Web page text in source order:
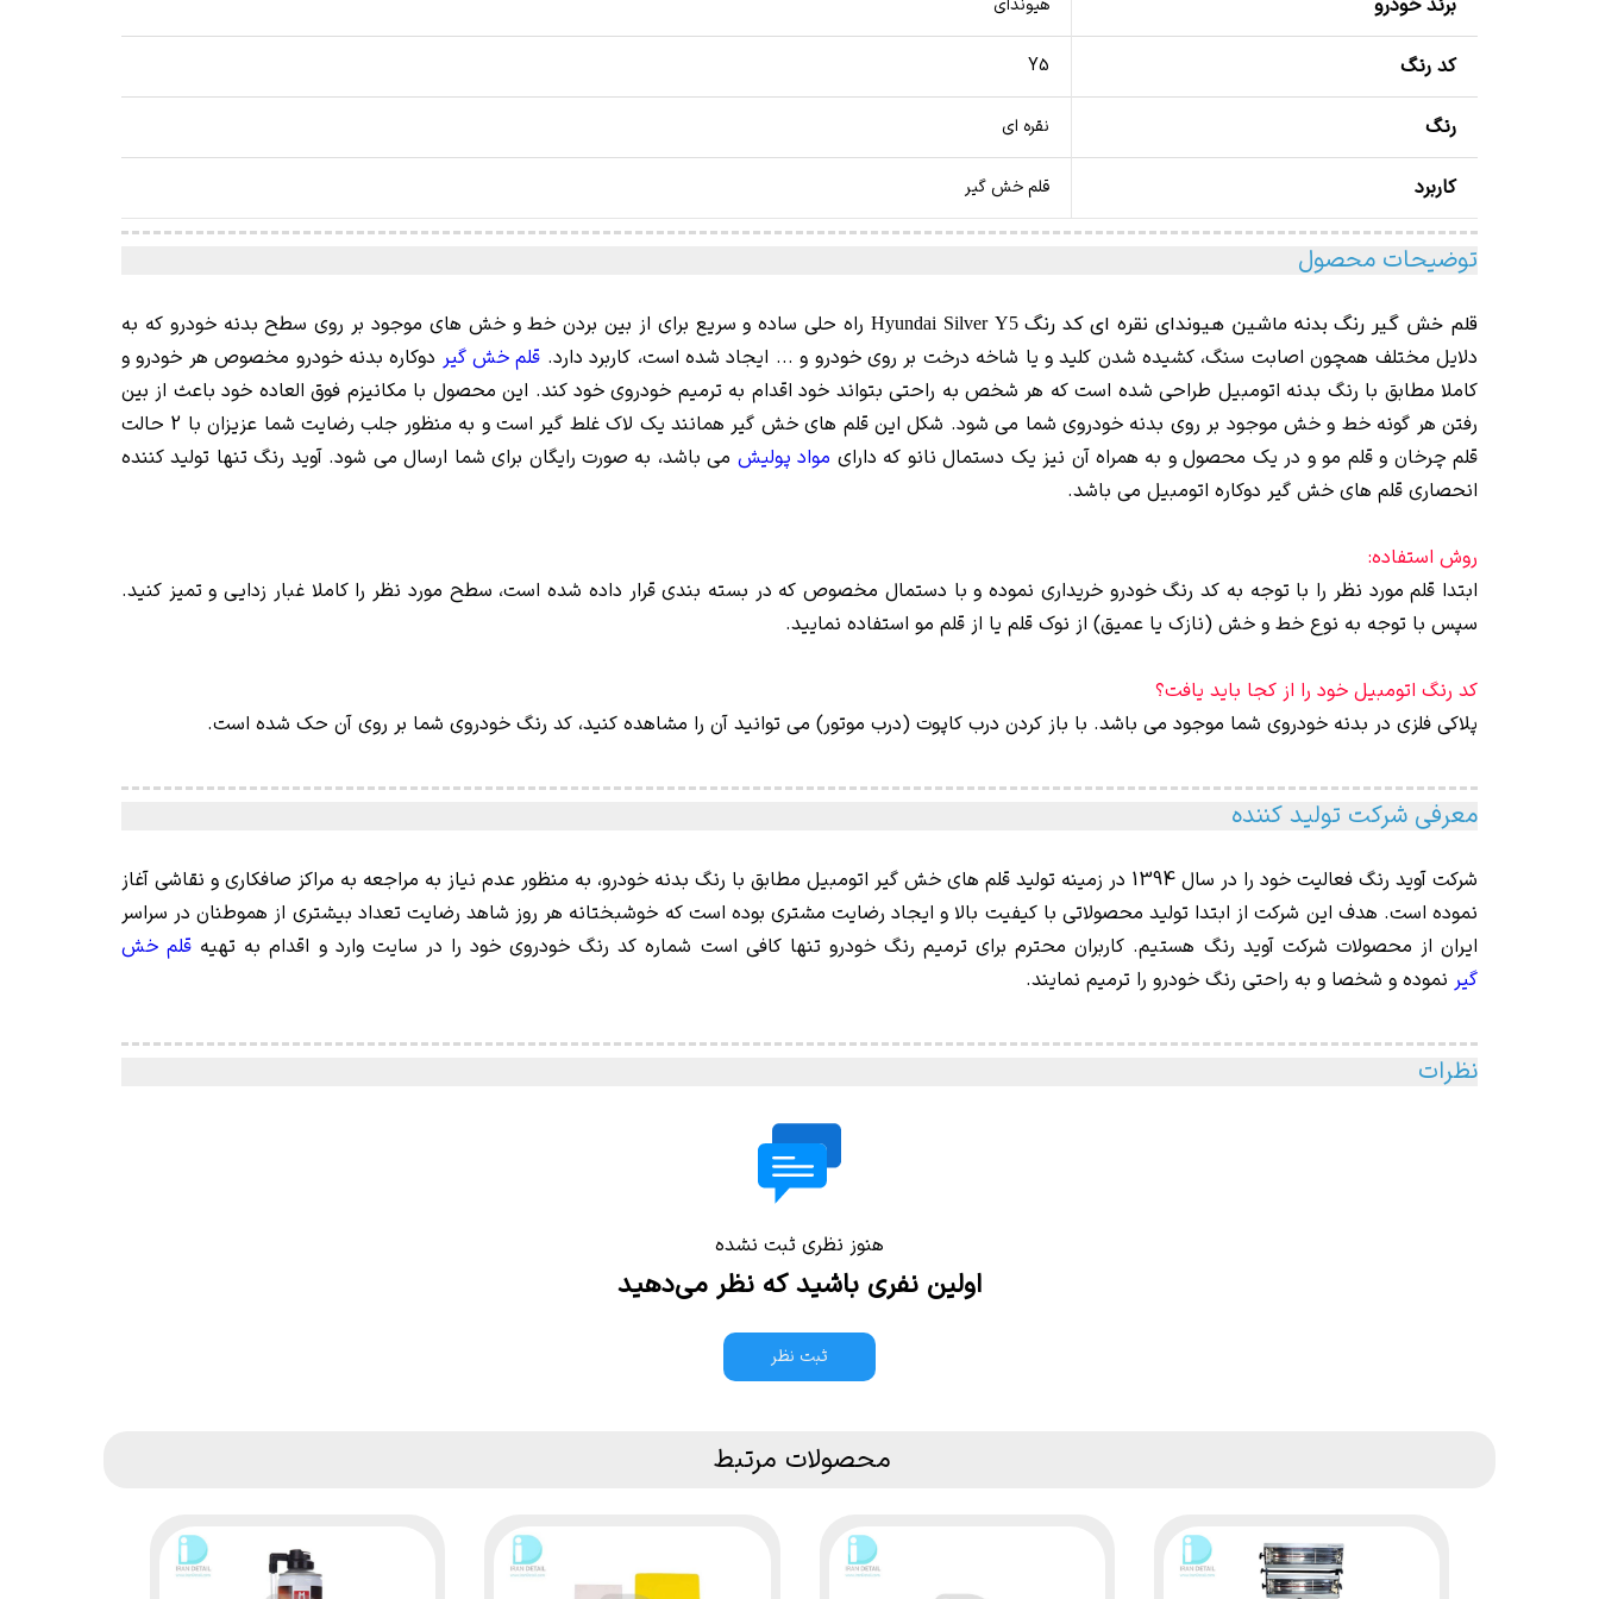
برند خودرو هیوندای
کد رنگ Y5
رنگ نقره ای
کاربرد قلم خش گیر
توضیحات محصول
قلم خش گیر رنگ بدنه ماشین هیوندای نقره ای کد رنگ Hyundai Silver Y5
راه حلی ساده و سریع برای از بین بردن خط و خش های موجود بر روی سطح بدنه خودرو که به
دلایل مختلف همچون اصابت سنگ، کشیده شدن کلید و یا شاخه درخت بر روی خودرو و ... ایجاد شده است، کاربرد دارد. قلم خش گیر دوکاره بدنه خودرو مخصوص هر خودرو و
کاملا مطابق با رنگ بدنه اتومبیل طراحی شده است که هر شخص به راحتی بتواند خود اقدام به ترمیم خودروی خود کند. این محصول با مکانیزم فوق العاده خود باعث از بین
رفتن هر گونه خط و خش موجود بر روی بدنه خودروی شما می شود. شکل این قلم های خش گیر همانند یک لاک غلط گیر است و به منظور جلب رضایت شما عزیزان با 2 حالت
قلم چرخان و قلم مو و در یک محصول و به همراه آن نیز یک دستمال نانو که دارای مواد پولیش می باشد، به صورت رایگان برای شما ارسال می شود. آوید رنگ تنها تولید کننده
انحصاری قلم های خش گیر دوکاره اتومبیل می باشد.
روش استفاده:
ابتدا قلم مورد نظر را با توجه به کد رنگ خودرو خریداری نموده و با دستمال مخصوص که در بسته بندی قرار داده شده است، سطح مورد نظر را کاملا غبار زدایی و تمیز کنید.
سپس با توجه به نوع خط و خش (نازک یا عمیق) از نوک قلم یا از قلم مو استفاده نمایید.
کد رنگ اتومبیل خود را از کجا باید یافت؟
پلاکی فلزی در بدنه خودروی شما موجود می باشد. با باز کردن درب کاپوت (درب موتور) می توانید آن را مشاهده کنید، کد رنگ خودروی شما بر روی آن حک شده است.
معرفی شرکت تولید کننده
شرکت آوید رنگ فعالیت خود را در سال 1394 در زمینه تولید قلم های خش گیر اتومبیل مطابق با رنگ بدنه خودرو، به منظور عدم نیاز به مراجعه به مراکز صافکاری و نقاشی آغاز
نموده است. هدف این شرکت از ابتدا تولید محصولاتی با کیفیت بالا و ایجاد رضایت مشتری بوده است که خوشبختانه هر روز شاهد رضایت تعداد بیشتری از هموطنان در سراسر
ایران از محصولات شرکت آوید رنگ هستیم. کاربران محترم برای ترمیم رنگ خودرو تنها کافی است شماره کد رنگ خودروی خود را در سایت وارد و اقدام به تهیه قلم خش
گیر نموده و شخصا و به راحتی رنگ خودرو را ترمیم نمایند.
نظرات
هنوز نظری ثبت نشده
اولین نفری باشید که نظر می‌دهید
ثبت نظر
محصولات مرتبط